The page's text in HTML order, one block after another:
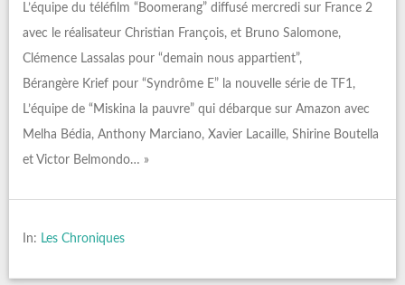
L’équipe du téléfilm “Boomerang” diffusé mercredi sur France 2
avec le réalisateur Christian François, et Bruno Salomone,
Clémence Lassalas pour “demain nous appartient”,
Bérangère Krief pour “Syndrôme E” la nouvelle série de TF1,
L’équipe de “Miskina la pauvre” qui débarque sur Amazon avec
Melha Bédia, Anthony Marciano, Xavier Lacaille, Shirine Boutella
et Victor Belmondo… »
In: Les Chroniques